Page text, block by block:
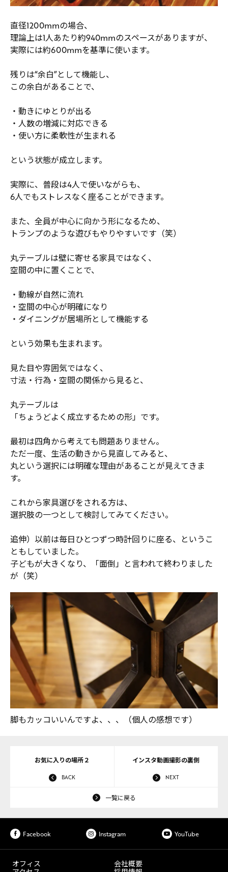
直径1200mmの場合、
理論上は1人あたり約940mmのスペースがありますが、
実際には約600mmを基準に使います。
残りは“余白”として機能し、
この余白があることで、
・動きにゆとりが出る
・人数の増減に対応できる
・使い方に柔軟性が生まれる
という状態が成立します。
実際に、普段は4人で使いながらも、
6人でもストレスなく座ることができます。
また、全員が中心に向かう形になるため、
トランプのような遊びもやりやすいです（笑）
丸テーブルは壁に寄せる家具ではなく、
空間の中に置くことで、
・動線が自然に流れ
・空間の中心が明確になり
・ダイニングが居場所として機能する
という効果も生まれます。
見た目や雰囲気ではなく、
寸法・行為・空間の関係から見ると、
丸テーブルは
「ちょうどよく成立するための形」です。
最初は四角から考えても問題ありません。
ただ一度、生活の動きから見直してみると、
丸という選択には明確な理由があることが見えてきま
す。
これから家具選びをされる方は、
選択肢の一つとして検討してみてください。
追伸）以前は毎日ひとつずつ時計回りに座る、というこ
ともしていました。
子どもが大きくなり、「面倒」と言われて終わりました
が（笑）
脚もカッコいいんですよ、、、（個人の感想です）
BACK
お気に入りの場所２
一覧に戻る
NEXT
インスタ動画撮影の裏側
Facebook Instagram YouTube
オフィス 会社概要